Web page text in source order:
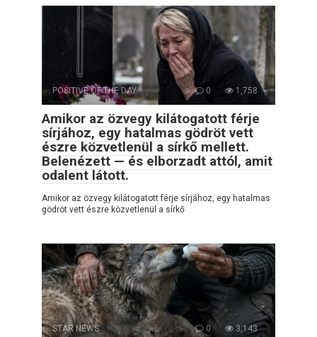
POSITIVE OF THE DAY 0 1,758
Amikor az özvegy kilátogatott férje
sírjához, egy hatalmas gödröt vett
észre közvetlenül a sírkő mellett.
Belenézett — és elborzadt attól, amit
odalent látott.
Amikor az özvegy kilátogatott férje sírjához, egy hatalmas
gödröt vett észre közvetlenül a sírkő
STAR NEWS 0 3,143